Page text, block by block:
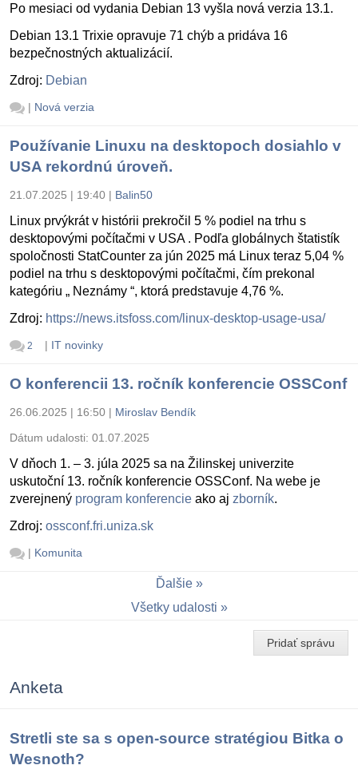
Po mesiaci od vydania Debian 13 vyšla nová verzia 13.1.
Debian 13.1 Trixie opravuje 71 chýb a pridáva 16
bezpečnostných aktualizácií.
Zdroj: Debian
| Nová verzia
Používanie Linuxu na desktopoch dosiahlo v
USA rekordnú úroveň.
21.07.2025 | 19:40 | Balin50
Linux prvýkrát v histórii prekročil 5 % podiel na trhu s
desktopovými počítačmi v USA . Podľa globálnych štatistík
spoločnosti StatCounter za jún 2025 má Linux teraz 5,04 %
podiel na trhu s desktopovými počítačmi, čím prekonal
kategóriu „ Neznámy “, ktorá predstavuje 4,76 %.
Zdroj: https://news.itsfoss.com/linux-desktop-usage-usa/
2 | IT novinky
O konferencii 13. ročník konferencie OSSConf
26.06.2025 | 16:50 | Miroslav Bendík
Dátum udalosti: 01.07.2025
V dňoch 1. – 3. júla 2025 sa na Žilinskej univerzite
uskutoční 13. ročník konferencie OSSConf. Na webe je
zverejnený program konferencie ako aj zborník.
Zdroj: ossconf.fri.uniza.sk
| Komunita
Ďalšie
Všetky udalosti
Pridať správu
Anketa
Stretli ste sa s open-source stratégiou Bitka o
Wesnoth?